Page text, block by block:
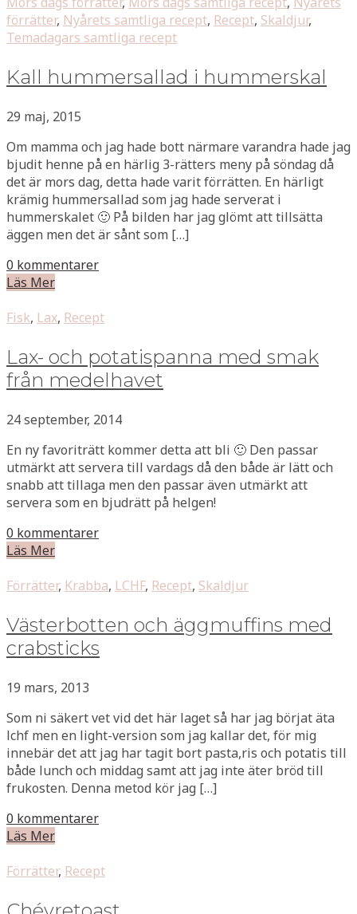
förrätter, Nyårets samtliga recept, Recept, Skaldjur,
Temadagars samtliga recept
Kall hummersallad i hummerskal
29 maj, 2015
Om mamma och jag hade bott närmare varandra hade jag
bjudit henne på en härlig 3-rätters meny på söndag då
det är mors dag, detta hade varit förrätten. En härligt
krämig hummersallad som jag hade serverat i
hummerskalet 🙂 På bilden har jag glömt att tillsätta
äggen men det är sånt som […]
0 kommentarer
Läs Mer
Fisk, Lax, Recept
Lax- och potatispanna med smak
från medelhavet
24 september, 2014
En ny favoriträtt kommer detta att bli 🙂 Den passar
utmärkt att servera till vardags då den både är lätt och
snabb att tillaga men den passar även utmärkt att
servera som en bjudrätt på helgen!
0 kommentarer
Läs Mer
Förrätter, Krabba, LCHF, Recept, Skaldjur
Västerbotten och äggmuffins med
crabsticks
19 mars, 2013
Som ni säkert vet vid det här laget så har jag börjat äta
lchf men en light-version som jag kallar det, för mig
innebär det att jag har tagit bort pasta,ris och potatis till
både lunch och middag samt att jag inte äter bröd till
frukosten. Denna metod kör jag […]
0 kommentarer
Läs Mer
Förrätter, Recept